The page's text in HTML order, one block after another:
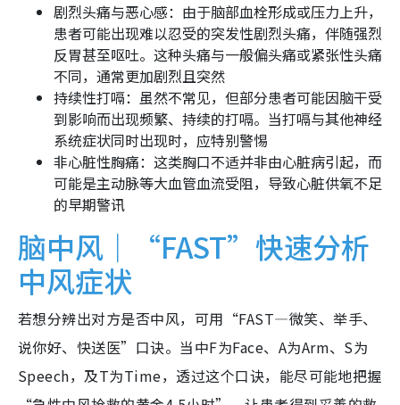
剧烈头痛与恶心感：由于脑部血栓形成或压力上升，
患者可能出现难以忍受的突发性剧烈头痛，伴随强烈
反胃甚至呕吐。这种头痛与一般偏头痛或紧张性头痛
不同，通常更加剧烈且突然
持续性打嗝：虽然不常见，但部分患者可能因脑干受
到影响而出现频繁、持续的打嗝。当打嗝与其他神经
系统症状同时出现时，应特别警惕
非心脏性胸痛：这类胸口不适并非由心脏病引起，而
可能是主动脉等大血管血流受阻，导致心脏供氧不足
的早期警讯
脑中风｜“FAST”快速分析
中风症状
若想分辨出对方是否中风，可用“FAST—微笑、举手、
说你好、快送医”口诀。当中F为Face、A为Arm、S为
Speech，及T为Time，透过这个口诀，能尽可能地把握